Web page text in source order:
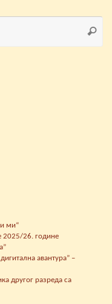
и ми“
2025/26. године
авантура” –
другог разреда са